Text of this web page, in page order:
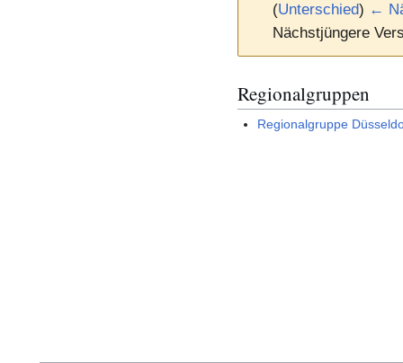
(Unterschied) ←
Nächstjüngere
Regionalgruppen
Regionalgruppe